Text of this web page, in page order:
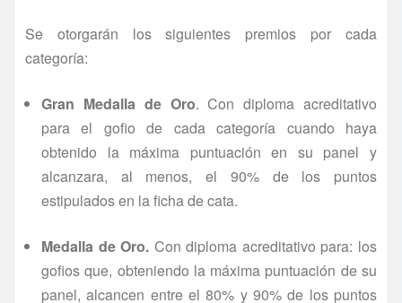
Se otorgarán los siguientes premios por cada
categoría:
Gran Medalla de Oro. Con diploma acreditativo
para el gofio de cada categoría cuando haya
obtenido la máxima puntuación en su panel y
alcanzara, al menos, el 90% de los puntos
estipulados en la ficha de cata.
Medalla de Oro. Con diploma acreditativo para: los
gofios que, obteniendo la máxima puntuación de su
panel, alcancen entre el 80% y 90% de los puntos